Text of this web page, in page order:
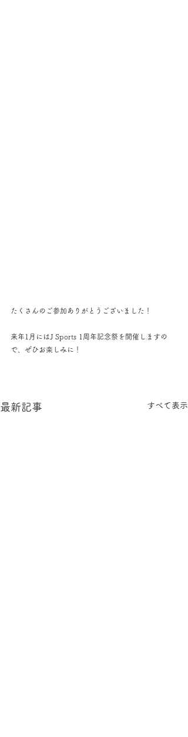
たくさんのご参加ありがとうございました！
来年1月にはJ Sports 1周年記念祭を開催しますの
で、ぜひお楽しみに！
最新記事 すべて表示